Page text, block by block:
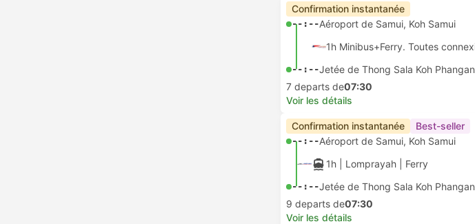
Confirmation instantanée
--:--Aéroport de Samui, Koh Samui
--:--Jetée de Thong Sala Koh Phangan
7 departs de07:30
Voir les détails
Confirmation instantanée Best-seller
--:--Aéroport de Samui, Koh Samui
1h | Lomprayah Ferry
--:--Jetée de Thong Sala Koh Phangan
9 departs de07:30
Voir les détails